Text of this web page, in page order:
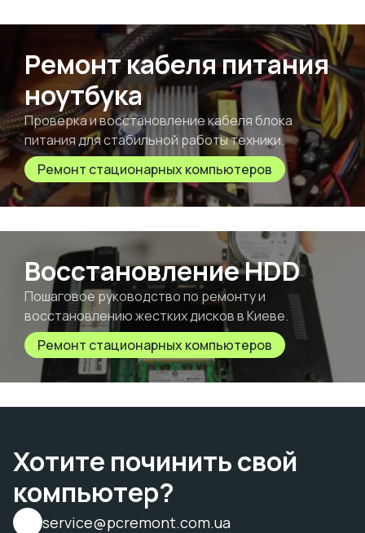
Ремонт кабеля питания
ноутбука
Проверка и восстановление кабеля блока
питания для стабильной работы техники.
Ремонт стационарных компьютеров
Восстановление HDD
Пошаговое руководство по ремонту и
восстановлению жестких дисков в Киеве.
Ремонт стационарных компьютеров
Хотите починить свой
компьютер?
service@pcremont.com.ua